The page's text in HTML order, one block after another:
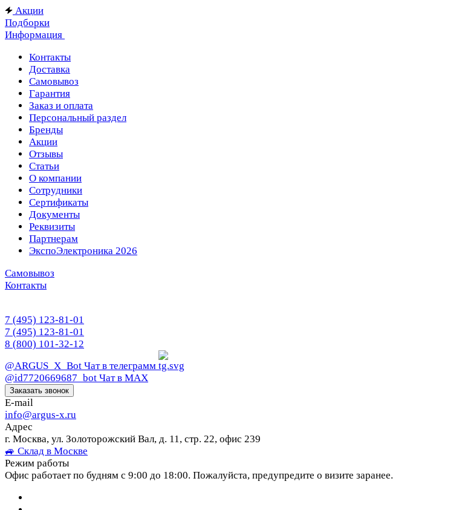
Акции
Подборки
Информация
Контакты
Доставка
Самовывоз
Гарантия
Заказ и оплата
Персональный раздел
Бренды
Акции
Отзывы
Статьи
О компании
Сотрудники
Сертификаты
Документы
Реквизиты
Партнерам
ЭкспоЭлектроника 2026
Самовывоз
Контакты
7 (495) 123-81-01
7 (495) 123-81-01
8 (800) 101-32-12
@ARGUS_X_Bot Чат в телеграмм
@id7720669687_bot Чат в МАХ
Заказать звонок
E-mail
info@argus-x.ru
Адрес
г. Москва, ул. Золоторожский Вал, д. 11, стр. 22, офис 239
🚙 Склад в Москве
Режим работы
Офис работает по будням с 9:00 до 18:00. Пожалуйста, предупредите о визите заранее.